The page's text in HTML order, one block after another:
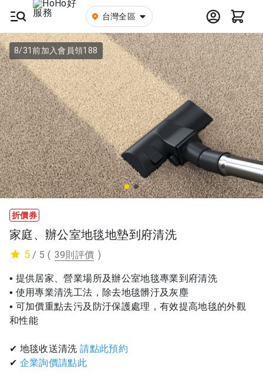
台灣全區
8/31前加入會員領188
折價券
家庭、辦公室地毯地墊到府清洗
5 / 5 ( 39則評價 )
▪ 提供居家、營業場所及辦公室地毯專業到府清洗
▪ 使用專業清洗工法，除去地毯髒汙及灰塵
▪ 可加價重點去污及防汙保護處理，有效提高地毯的外觀
和性能
✔ 地毯收送清洗請點此預約
✔ 企業詢價請點此